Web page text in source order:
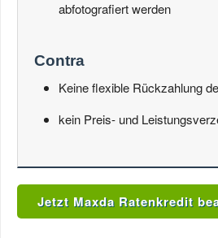
abfotografiert werden
Contra
Keine flexible Rückzahlung
kein Preis- und
Jetzt Maxda